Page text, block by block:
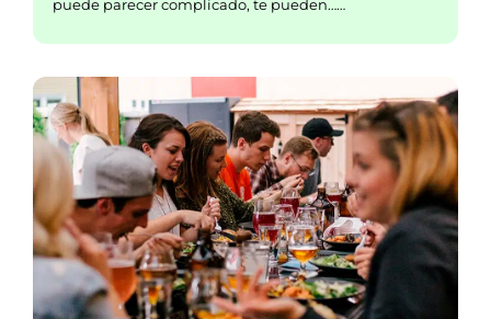
puede parecer complicado, te pueden……